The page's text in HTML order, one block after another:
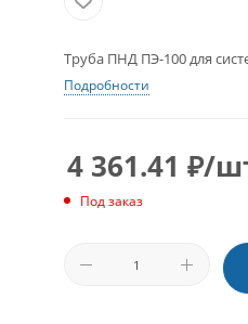
Труба ПНД ПЭ-100 для
Подробности
4 361.41 ₽/
Под заказ